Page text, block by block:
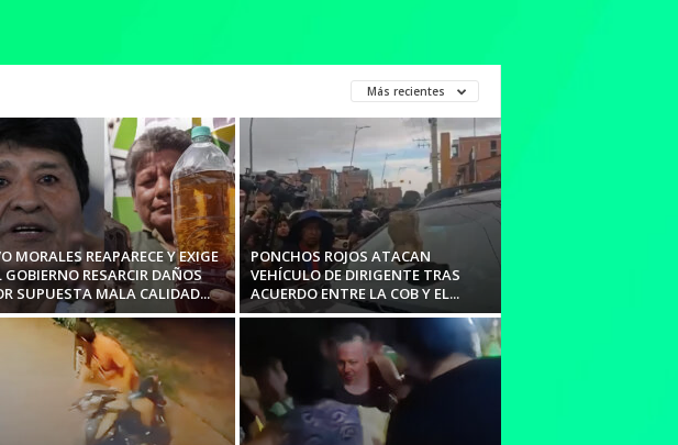
Más recientes
MORALES REAPARECE Y EXIGE
GOBIERNO RESARCIR DAÑOS
SUPUESTA MALA CALIDAD...
PONCHOS ROJOS ATACAN
VEHÍCULO DE DIRIGENTE TRAS
ACUERDO ENTRE LA COB Y EL...